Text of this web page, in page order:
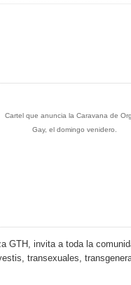
e invitados de lujo en el
La Romana
de su equipo y
“Bipolarband” a Hard
Cartel que anuncia la Caravana de
Gay, el domingo venidero.
GTH, invita a toda la
transexuales,